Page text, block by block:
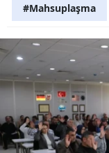
#Mahsuplaşma